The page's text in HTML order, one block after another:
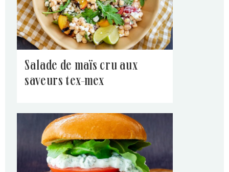
salade de maïs cru aux
saveurs tex-mex